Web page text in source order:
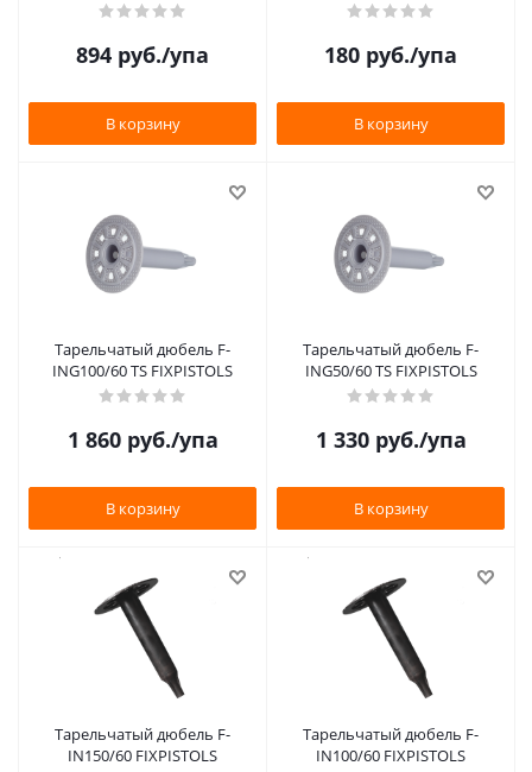
894 руб./упа
В корзину
180 руб./упа
В корзину
Тарельчатый дюбель F-
ING100/60 TS FIXPISTOLS
1 860руб./упа
В корзину
Тарельчатый дюбель F-
ING50/60 TS FIXPISTOLS
1 330руб./упа
В корзину
Тарельчатый дюбель F-
IN150/60 FIXPISTOLS
Тарельчатый дюбель F-
IN100/60 FIXPISTOLS